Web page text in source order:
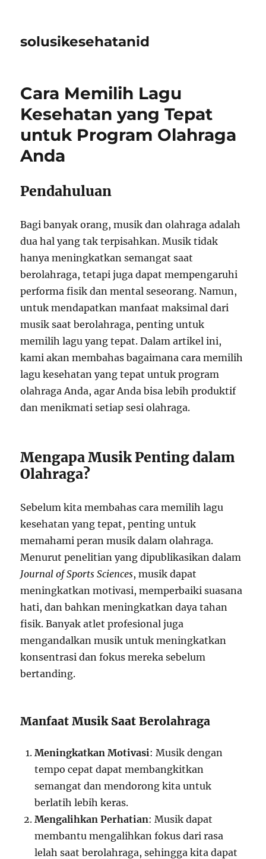
solusikesehatanid
Cara Memilih Lagu
Kesehatan yang Tepat
untuk Program Olahraga
Anda
Pendahuluan
Bagi banyak orang, musik dan olahraga adalah
dua hal yang tak terpisahkan. Musik tidak
hanya meningkatkan semangat saat
berolahraga, tetapi juga dapat mempengaruhi
performa fisik dan mental seseorang. Namun,
untuk mendapatkan manfaat maksimal dari
musik saat berolahraga, penting untuk
memilih lagu yang tepat. Dalam artikel ini,
kami akan membahas bagaimana cara memilih
lagu kesehatan yang tepat untuk program
olahraga Anda, agar Anda bisa lebih produktif
dan menikmati setiap sesi olahraga.
Mengapa Musik Penting dalam
Olahraga?
Sebelum kita membahas cara memilih lagu
kesehatan yang tepat, penting untuk
memahami peran musik dalam olahraga.
Menurut penelitian yang dipublikasikan dalam
Journal of Sports Sciences, musik dapat
meningkatkan motivasi, memperbaiki suasana
hati, dan bahkan meningkatkan daya tahan
fisik. Banyak atlet profesional juga
mengandalkan musik untuk meningkatkan
konsentrasi dan fokus mereka sebelum
bertanding.
Manfaat Musik Saat Berolahraga
Meningkatkan Motivasi: Musik dengan
tempo cepat dapat membangkitkan
semangat dan mendorong kita untuk
berlatih lebih keras.
Mengalihkan Perhatian: Musik dapat
membantu mengalihkan fokus dari rasa
lelah saat berolahraga, sehingga kita dapat